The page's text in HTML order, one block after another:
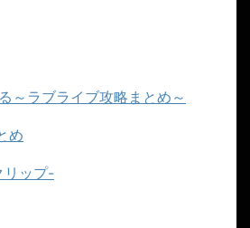
～ラブライブ攻略まとめ～
め
ップ-